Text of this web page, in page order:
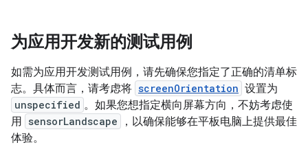
为应用开发新的测试用例
如需为应用开发测试用例，请先确保您指定了正确的清单标
志。具体而言，请考虑将 screenOrientation 设置为
unspecified 。如果您想指定横向屏幕方向，不妨考虑使
用 sensorLandscape
，以确保能够在平板电脑上提供最佳
体验。